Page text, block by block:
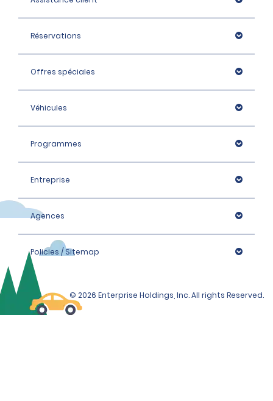
notamment inclure une vérification d’identité auprès
Réservations
Offres spéciales
Véhicules
Programmes
Entreprise
Agences
Policies / Sitemap
© 2026 Enterprise Holdings, Inc. All rights Reserved.